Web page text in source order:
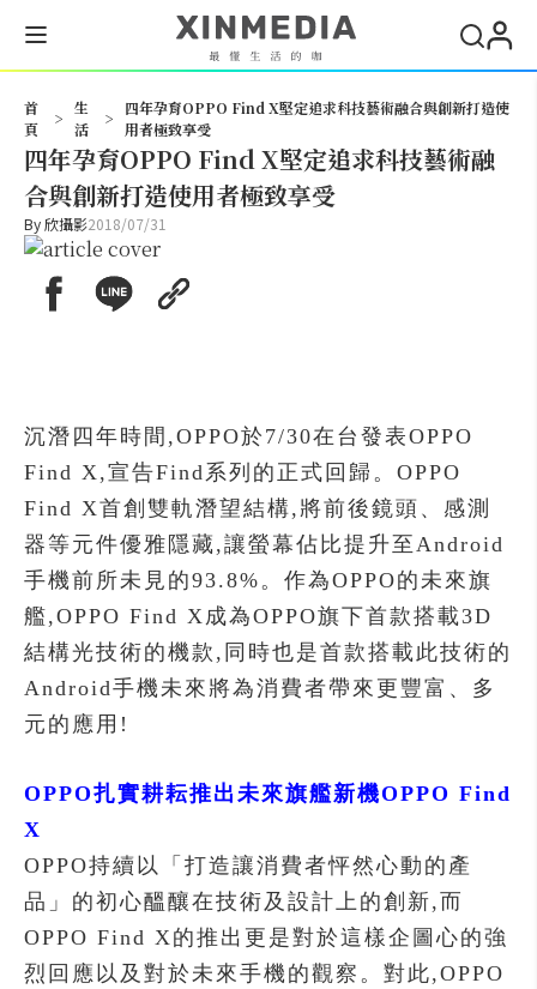
首
頁
>
生
活
>
四年孕育OPPO Find X堅定追求科技藝術融合與創新打造使
用者極致享受
四年孕育OPPO Find X堅定追求科技藝術融
合與創新打造使用者極致享受
By欣攝影2018/07/31
沉潛四年時間,OPPO於7/30在台發表OPPO
Find X,宣告Find系列的正式回歸。OPPO
Find X首創雙軌潛望結構,將前後鏡頭、感測
器等元件優雅隱藏,讓螢幕佔比提升至Android
手機前所未見的93.8%。作為OPPO的未來旗
艦,OPPO Find X成為OPPO旗下首款搭載3D
結構光技術的機款,同時也是首款搭載此技術的
Android手機未來將為消費者帶來更豐富、多
元的應用!
OPPO扎實耕耘推出未來旗艦新機OPPO Find
X
OPPO持續以「打造讓消費者怦然心動的產
品」的初心醞釀在技術及設計上的創新,而
OPPO Find X的推出更是對於這樣企圖心的強
烈回應以及對於未來手機的觀察。對此,OPPO